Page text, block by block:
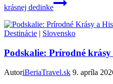
krásnej dedinke
Destinácie | Slovensko
Podskalie: Prírodné
AutoriBeriaTravel.sk 9. apríla